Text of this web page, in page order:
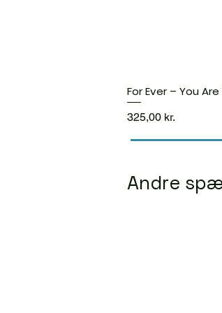
For Ever – You
Pris
325,00 kr.
Andre